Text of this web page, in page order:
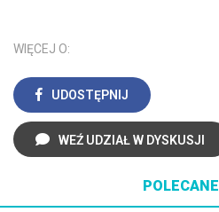
WIĘCEJ O:
UDOSTĘPNIJ
WEŹ UDZIAŁ W DYSKUSJI
POLECANE